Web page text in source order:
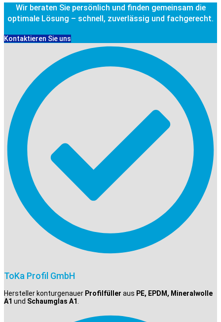
Wir beraten Sie persönlich und finden gemeinsam die
optimale Lösung – schnell, zuverlässig und fachgerecht.
Kontaktieren Sie uns
ToKa Profil GmbH
Hersteller konturgenauer Profilfüller aus PE, EPDM, Mineralwolle
A1 und Schaumglas A1.